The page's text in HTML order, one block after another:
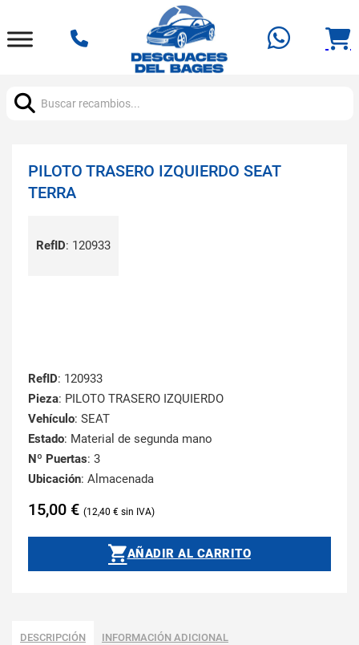
PILOTO TRASERO IZQUIERDO SEAT
TERRA
RefID: 120933
RefID: 120933
Pieza: PILOTO TRASERO IZQUIERDO
Vehículo: SEAT
Estado: Material de segunda mano
Nº Puertas: 3
Ubicación: Almacenada
15,00 € 12,40 €
AÑADIR AL CARRITO
DESCRIPCIÓN INFORMACIÓN ADICIONAL